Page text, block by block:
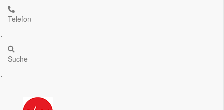
Telefon
.
Suche
.